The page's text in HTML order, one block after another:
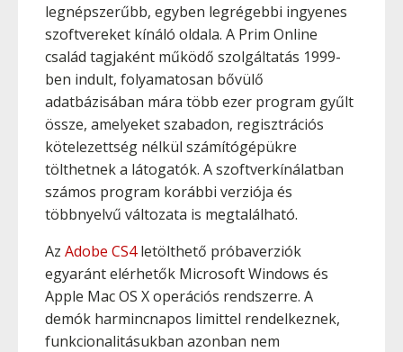
legnépszerűbb, egyben legrégebbi ingyenes
szoftvereket kínáló oldala. A Prim Online
család tagjaként működő szolgáltatás 1999-
ben indult, folyamatosan bővülő
adatbázisában mára több ezer program gyűlt
össze, amelyeket szabadon, regisztrációs
kötelezettség nélkül számítógépükre
tölthetnek a látogatók. A szoftverkínálatban
számos program korábbi verziója és
többnyelvű változata is megtalálható.
Az Adobe CS4letölthető próbaverziók
egyaránt elérhetők Microsoft Windows és
Apple Mac OS X operációs rendszerre. A
demók harmincnapos limittel rendelkeznek,
funkcionalitásukban azonban nem